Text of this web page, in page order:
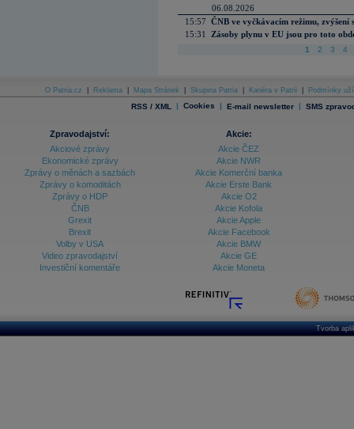
06.08.2026
15:57 ČNB ve vyčkávacím režimu, zvýšení
15:31
Zásoby plynu v EU jsou pro toto
1 2 3 4
O Patria.cz Reklama Mapa Stránek Skupina Patria Kariéra v Patrii Podmínky
RSS / XML | Cookies | E-mail newsletter | SMS
Zpravodajství:
Akciové zprávy
Ekonomické zprávy
Zprávy o měnách a sazbách
Zprávy o komoditách
Zprávy o HDP
ČNB
Grexit
Brexit
Volby v USA
Video zpravodajství
Investiční komentáře
Akcie:
Akcie ČEZ
Akcie NWR
Akcie Komerční banka
Akcie Erste Bank
Akcie O2
Akcie Kofola
Akcie Apple
Akcie Facebook
Akcie BMW
Akcie GE
Akcie Moneta
Tvorba